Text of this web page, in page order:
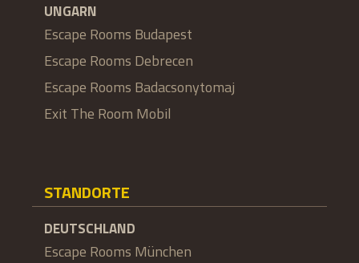
UNGARN
Escape Rooms Budapest
Escape Rooms Debrecen
Escape Rooms Badacsonytomaj
Exit The Room Mobil
STANDORTE
DEUTSCHLAND
Escape Rooms München